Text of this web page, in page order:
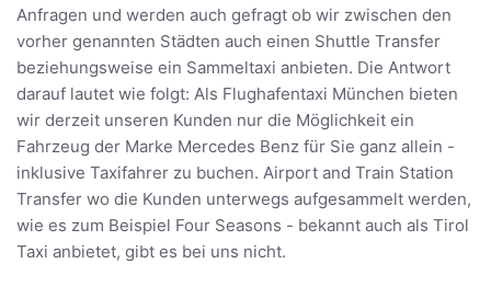
Anfragen und werden auch gefragt ob wir zwischen den
vorher genannten Städten auch einen Shuttle Transfer
beziehungsweise ein Sammeltaxi anbieten. Die Antwort
darauf lautet wie folgt: Als Flughafentaxi München bieten
wir derzeit unseren Kunden nur die Möglichkeit ein
Fahrzeug der Marke Mercedes Benz für Sie ganz allein -
inklusive Taxifahrer zu buchen. Airport and Train Station
Transfer wo die Kunden unterwegs aufgesammelt werden,
wie es zum Beispiel Four Seasons - bekannt auch als Tirol
Taxi anbietet, gibt es bei uns nicht.